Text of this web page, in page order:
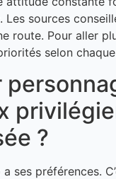
Les sources
route. Pour aller
selon
?
a ses préférences.